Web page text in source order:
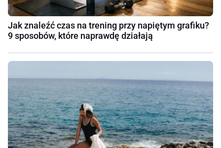
Jak znaleźć czas na trening przy napiętym grafiku?
9 sposobów, które naprawdę działają